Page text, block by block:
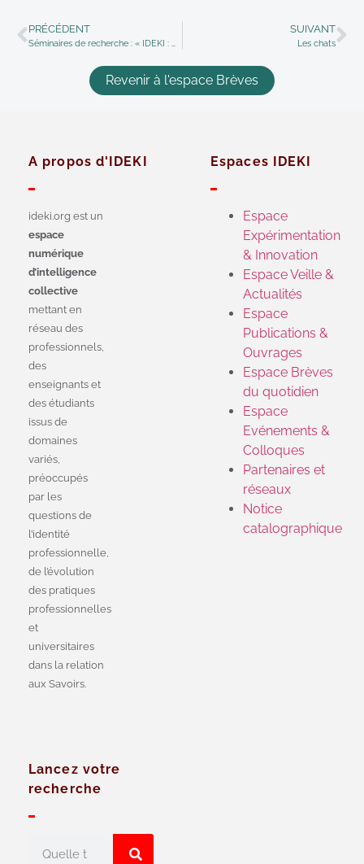
PRÉCÉDENT
Séminaires de recherche : « IDEKI : Didactiques, Métiers de l’humain et Intelligence collective 2016 2017
SUIVANT
Les chats
Revenir à l'espace Brèves
A propos d'IDEKI
ideki.org est un
espace
numérique
d’intelligence
collective
mettant en
réseau des
professionnels,
des
enseignants et
des étudiants
issus de
domaines
variés,
préoccupés
par les
questions de
l’identité
professionnelle,
de l’évolution
des pratiques
professionnelles
et
universitaires
dans la relation
aux Savoirs.
Espaces IDEKI
Espace
Expérimentation
& Innovation
Espace Veille &
Actualités
Espace
Publications &
Ouvrages
Espace Brèves
du quotidien
Espace
Evénements &
Colloques
Partenaires et
réseaux
Notice
catalographique
Lancez votre
recherche